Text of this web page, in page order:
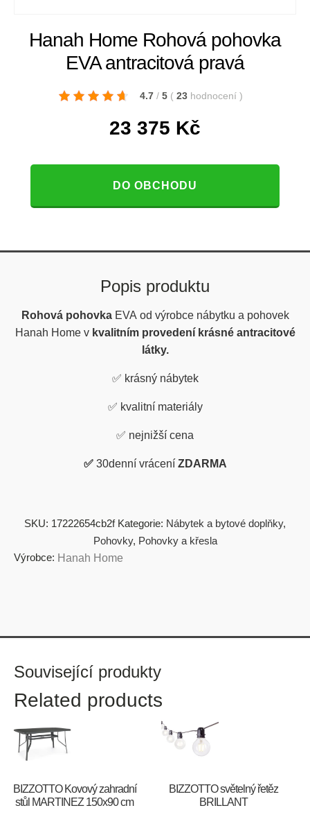
Hanah Home Rohová pohovka
EVA antracitová pravá
4.7 / 5 ( 23 hodnocení )
23 375 Kč
DO OBCHODU
Popis produktu
Rohová pohovkaEVA od výrobce nábytku a pohovek
Hanah Home v kvalitním provedení krásné antracitové
látky.
✅ krásný nábytek
✅ kvalitní materiály
✅ nejnižší cena
✅ 30denní vrácení ZDARMA
SKU: 17222654cb2f Kategorie: Nábytek a bytové doplňky,
Pohovky, Pohovky a křesla
Výrobce: Hanah Home
Související produkty
Related products
BIZZOTTO Kovový zahradní
stůl MARTINEZ 150x90 cm
BIZZOTTO světelný řetěz
BRILLANT